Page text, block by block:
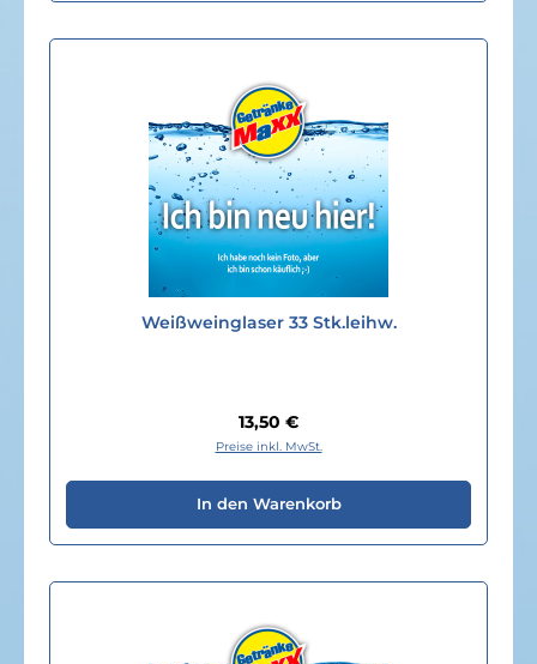
Weißweinglaser 33 Stk.leihw.
Regulärer Preis:
13,50 €
Preise inkl. MwSt.
In den Warenkorb